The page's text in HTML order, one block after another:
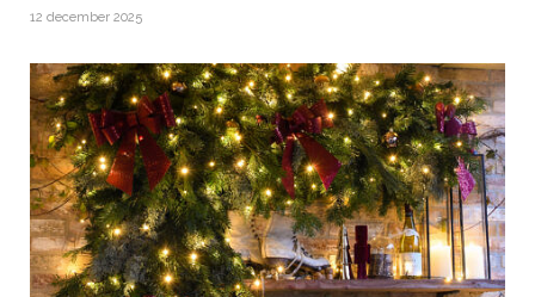
12 december 2025